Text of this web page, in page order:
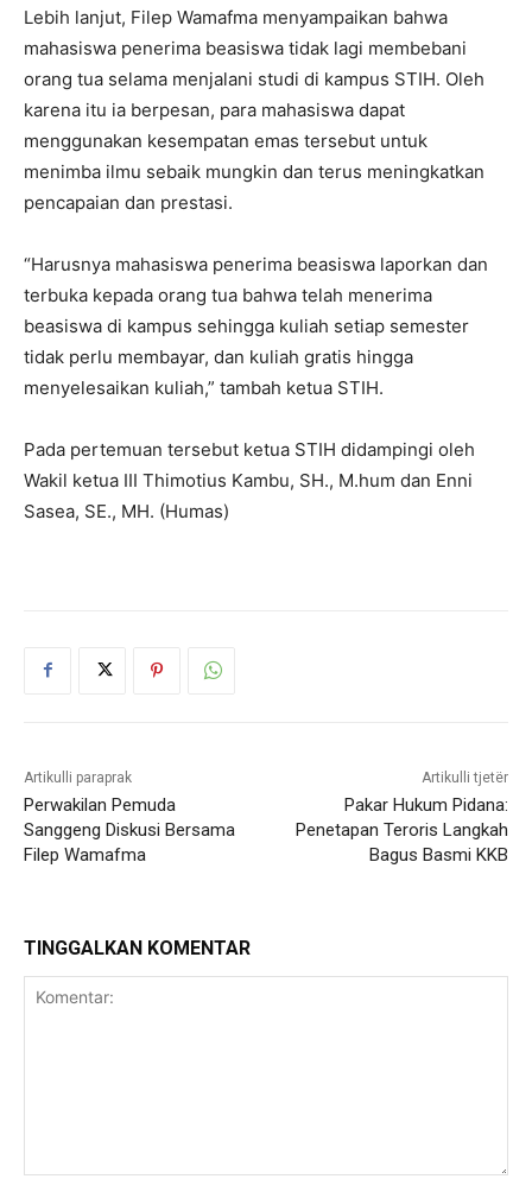
Lebih lanjut, Filep Wamafma menyampaikan bahwa
mahasiswa penerima beasiswa tidak lagi membebani
orang tua selama menjalani studi di kampus STIH. Oleh
karena itu ia berpesan, para mahasiswa dapat
menggunakan kesempatan emas tersebut untuk
menimba ilmu sebaik mungkin dan terus meningkatkan
pencapaian dan prestasi.
“Harusnya mahasiswa penerima beasiswa laporkan dan
terbuka kepada orang tua bahwa telah menerima
beasiswa di kampus sehingga kuliah setiap semester
tidak perlu membayar, dan kuliah gratis hingga
menyelesaikan kuliah,” tambah ketua STIH.
Pada pertemuan tersebut ketua STIH didampingi oleh
Wakil ketua III Thimotius Kambu, SH., M.hum dan Enni
Sasea, SE., MH. (Humas)
Artikulli paraprak
Perwakilan Pemuda
Sanggeng Diskusi Bersama
Filep Wamafma
Artikulli tjetër
Pakar Hukum Pidana:
Penetapan Teroris Langkah
Bagus Basmi KKB
TINGGALKAN KOMENTAR